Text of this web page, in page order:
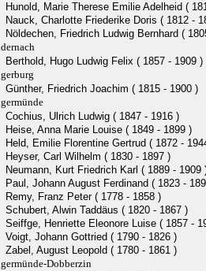
Hunold, Marie Therese Emilie Adelheid (
Nauck, Charlotte Friederike Doris ( 1812 -
Nöldechen, Friedrich Ludwig Bernhard (
Berthold, Hugo Ludwig Felix ( 1857 - 1909 )
Günther, Friedrich Joachim ( 1815 - 1900 )
Cochius, Ulrich Ludwig ( 1847 - 1916 )
Heise, Anna Marie Louise ( 1849 - 1899 )
Held, Emilie Florentine Gertrud ( 1872 -
Heyser, Carl Wilhelm ( 1830 - 1897 )
Neumann, Kurt Friedrich Karl ( 1889 - 1909
Paul, Johann August Ferdinand ( 1823 -
Remy, Franz Peter ( 1778 - 1858 )
Schubert, Alwin Taddäus ( 1820 - 1867 )
Seiffge, Henriette Eleonore Luise ( 1857 -
Voigt, Johann Gottried ( 1790 - 1826 )
Zabel, August Leopold ( 1780 - 1861 )
Dobberzin